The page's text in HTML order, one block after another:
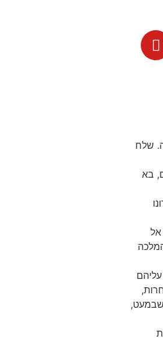
שלח
בא
אל
שבמעט,